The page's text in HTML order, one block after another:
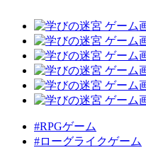
#RPGゲーム
#ローグライクゲーム